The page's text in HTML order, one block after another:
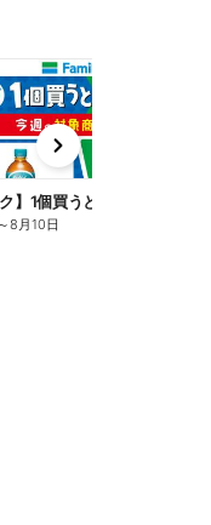
ク】1個買うと1個もらえる/麦茶
～8月10日
e
x
t